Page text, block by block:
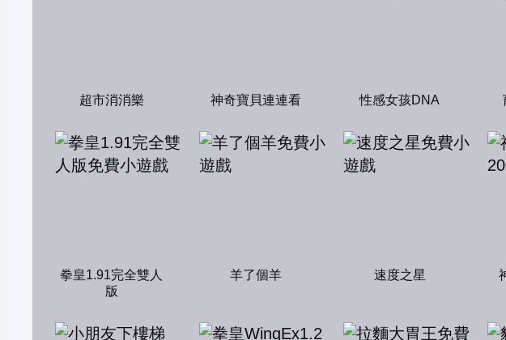
超市消消樂 神奇寶貝連連看 性感女孩DNA
拳皇1.91完全雙人
版
羊了個羊 速度之星